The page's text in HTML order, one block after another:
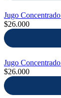
Jugo
$26.000
Jugo
$26.000